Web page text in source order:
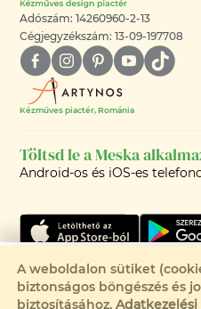
Csak 1 elérhető
Adószám: 14260960-2-13
Cégjegyzékszám: 13-09-197708
Kézműves piactér, Románia
Töltsd le a Meska
Android-os és iOS-es
©2008-2026 - MESKA.HU -
A weboldalon sütiket
biztonságos böngészés és
biztosításához.